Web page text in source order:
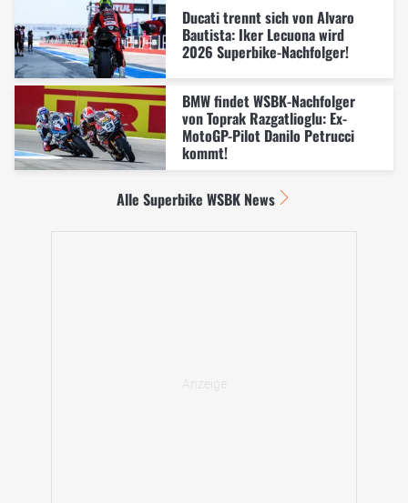
Ducati trennt sich von Alvaro
Bautista: Iker Lecuona wird
2026 Superbike-Nachfolger!
BMW findet WSBK-Nachfolger
von Toprak Razgatlioglu: Ex-
MotoGP-Pilot Danilo Petrucci
kommt!
Alle Superbike WSBK News